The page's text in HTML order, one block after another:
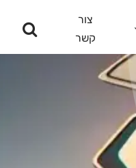
צור
קשר